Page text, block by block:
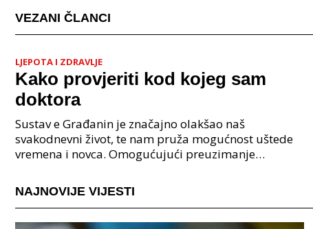
VEZANI ČLANCI
LJEPOTA I ZDRAVLJE
Kako provjeriti kod kojeg sam
doktora
Sustav e Građanin je značajno olakšao naš
svakodnevni život, te nam pruža mogućnost uštede
vremena i novca. Omogućujući preuzimanje
dokumenata putem int
NAJNOVIJE VIJESTI